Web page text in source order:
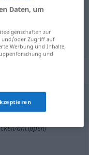
Verb
antippen)
Daten, um
zur
und/oder Zugriff auf
Werbung und Inhalte,
und